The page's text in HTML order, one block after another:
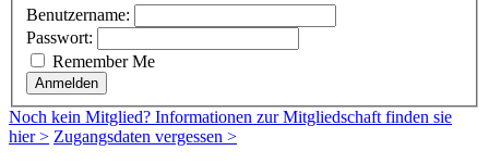
Benutzername:
Passwort:
Remember Me
Anmelden
Noch kein Mitglied? Informationen zur Mitgliedschaft finden sie
hier > Zugangsdaten vergessen >